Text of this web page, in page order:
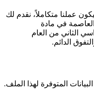
عملنا متكاملاً، نقدم لك
في مادة
الثاني من العام
المتوفرة لهذا الملف.